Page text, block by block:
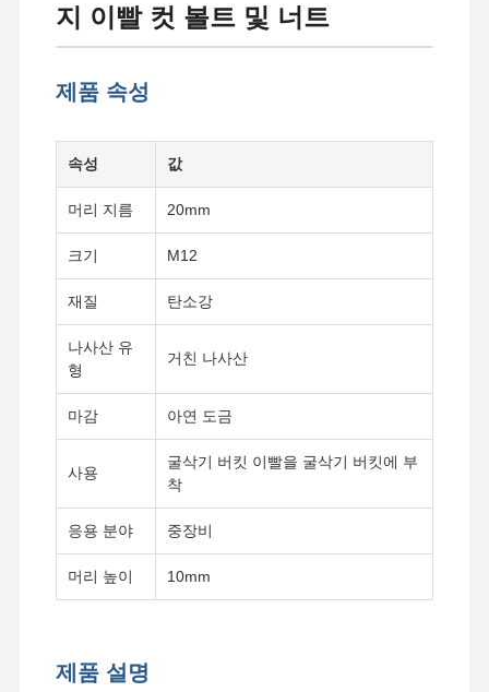
지 이빨 컷 볼트 및 너트
제품 속성
속성 값
머리 지름 20mm
크기 M12
재질 탄소강
나사산 유
형
거친 나사산
마감 아연 도금
사용
굴삭기 버킷 이빨을 굴삭기 버킷에 부
착
응용 분야 중장비
머리 높이 10mm
제품 설명